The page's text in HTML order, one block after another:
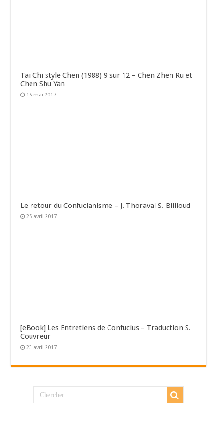
Tai Chi style Chen (1988) 9 sur 12 – Chen Zhen Ru et
Chen Shu Yan
15 mai 2017
Le retour du Confucianisme – J. Thoraval S. Billioud
25 avril 2017
[eBook] Les Entretiens de Confucius – Traduction S.
Couvreur
23 avril 2017